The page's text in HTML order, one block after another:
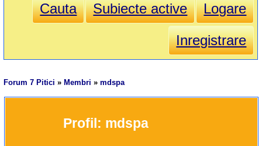
Cauta Subiecte active
Logare
Inregistrare
Forum 7 Pitici » Membri »mdspa
		Profil:
mdspa